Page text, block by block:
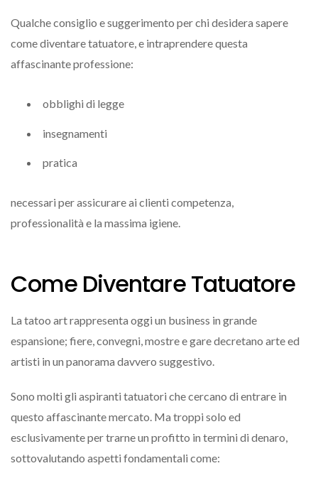
Qualche consiglio e suggerimento per chi desidera sapere
come diventare tatuatore, e intraprendere questa
affascinante professione:
obblighi di legge
insegnamenti
pratica
necessari per assicurare ai clienti competenza,
professionalità e la massima igiene.
Come Diventare Tatuatore
La tatoo art rappresenta oggi un business in grande
espansione; fiere, convegni, mostre e gare decretano arte ed
artisti in un panorama davvero suggestivo.
Sono molti gli aspiranti tatuatori che cercano di entrare in
questo affascinante mercato. Ma troppi solo ed
esclusivamente per trarne un profitto in termini di denaro,
sottovalutando aspetti fondamentali come: